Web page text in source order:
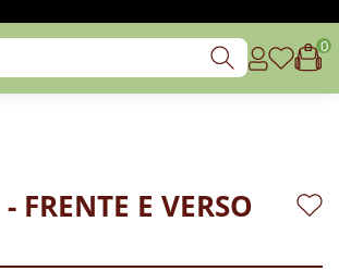
0
E VERSO